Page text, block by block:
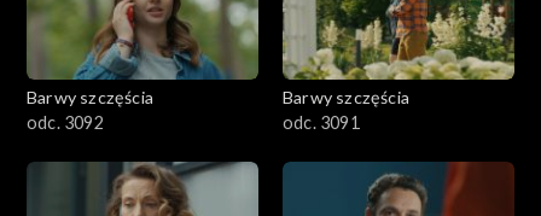
1701–1800
1601–1700
1501–1600
Barwy szczęścia
odc. 3092
Barwy szczęścia
odc. 3091